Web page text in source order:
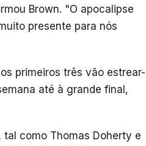
Brown. "O apocalipse
presente para nós
primeiros três vão estrear-
até à grande final,
como Thomas Doherty e